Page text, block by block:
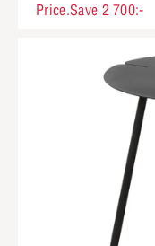
Price.Save 2 700:-